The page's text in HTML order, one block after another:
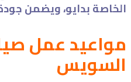
الخاصة بدايو، ويضمن
مواعيد عمل
السويس